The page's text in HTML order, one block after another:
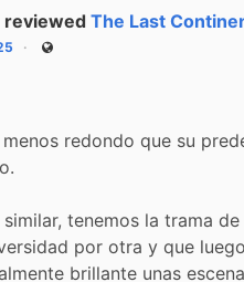
reviewedThe Last
Public
redondo que su
tenemos la trama
por otra y que
brillante unas